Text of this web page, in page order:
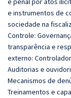
e instrumentos de
sociedade na
Controle:
transparência e
externo:
Auditorias e
Mecanismos de
Treinamentos e